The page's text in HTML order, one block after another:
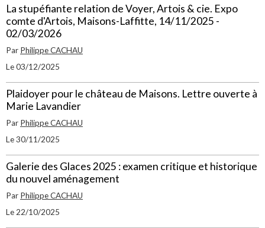
La stupéfiante relation de Voyer, Artois & cie. Expo
comte d'Artois, Maisons-Laffitte, 14/11/2025 -
02/03/2026
Par Philippe CACHAU
Le 03/12/2025
Plaidoyer pour le château de Maisons. Lettre ouverte à
Marie Lavandier
Par Philippe CACHAU
Le 30/11/2025
Galerie des Glaces 2025 : examen critique et historique
du nouvel aménagement
Par Philippe CACHAU
Le 22/10/2025